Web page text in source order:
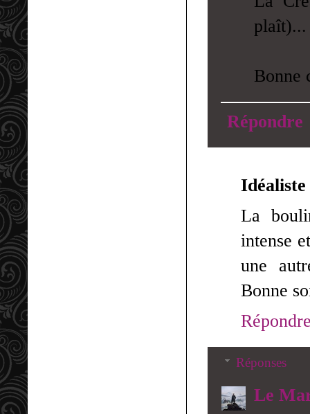
plaît)...
Bonne
Répondre
Idéaliste
La
intense
une
Bonne
Réponses
Le